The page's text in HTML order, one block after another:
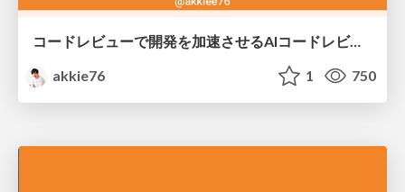
コードレビューで開発を加速させるAIコードレビュー
akkie76
1 750